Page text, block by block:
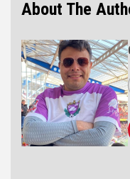
About The